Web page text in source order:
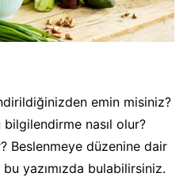
emin misiniz?
nasıl olur?
Beslenmeye düzenine dair
yazımızda bulabilirsiniz.